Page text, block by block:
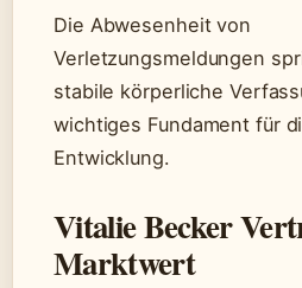
Die Abwesenheit von
Verletzungsmeldungen
stabile körperliche
wichtiges Fundament für
Entwicklung.
Vitalie Becker
Marktwert